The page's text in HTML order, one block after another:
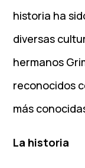
historia ha
diversas
hermanos
reconocidos
más
La historia